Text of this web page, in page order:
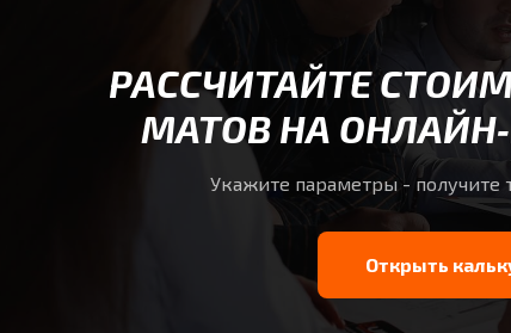
РАССЧИТАЙТЕ
МАТОВ НА
Укажите параметры - получите
Открыть